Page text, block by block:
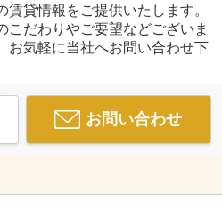
賃貸情報をご提供いたします。
こだわりやご要望などございま
お気軽に当社へお問い合わせ下
お問い合わせ